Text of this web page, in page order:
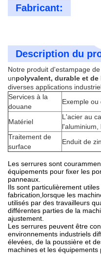
Fabricant:
Description du
Notre produit d'estampage
unpolyvalent, durable et
diverses applications
Services à la
douane
Exemple ou
Matériel
L'acier au
l'aluminium,
Traitement de
surface
Enduit de
Les serrures sont
équipements pour fixer les
panneaux.
Ils sont particulièrement
fabrication,lorsque les
utilisés par des travailleurs
différentes parties de la
ajustement.
Les serrures peuvent être
environnements industriels
élevées, de la poussière et
machines et les